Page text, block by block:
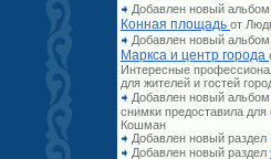
Добавлен новый альбом
Конная площадь от
Добавлен новый альбом
Маркса и центр города
Интересные
для жителей и гостей
Добавлен новый альбом
снимки предоставила
Кошман
Добавлен новый
Добавлен новый раздел